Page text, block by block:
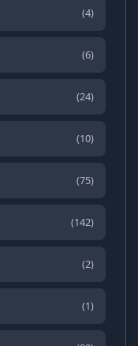
(4)
(6)
(24)
(10)
(75)
(142)
(2)
(1)